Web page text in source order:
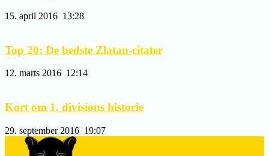
15. april 2016 13:28
Top 20: De bedste Zlatan-citater
12. marts 2016 12:14
Kort om 1. divisions historie
29. september 2016 19:07